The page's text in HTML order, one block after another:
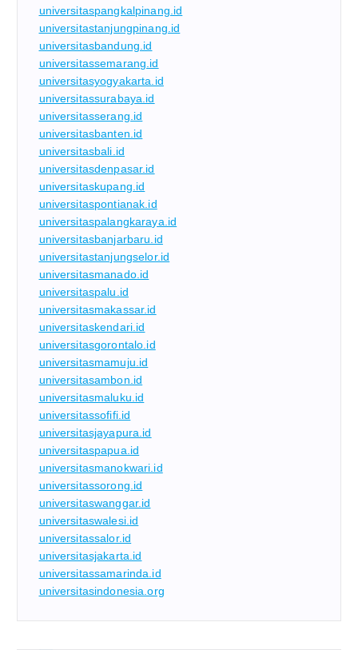
universitaspangkalpinang.id
universitastanjungpinang.id
universitasbandung.id
universitassemarang.id
universitasyogyakarta.id
universitassurabaya.id
universitasserang.id
universitasbanten.id
universitasbali.id
universitasdenpasar.id
universitaskupang.id
universitaspontianak.id
universitaspalangkaraya.id
universitasbanjarbaru.id
universitastanjungselor.id
universitasmanado.id
universitaspalu.id
universitasmakassar.id
universitaskendari.id
universitasgorontalo.id
universitasmamuju.id
universitasambon.id
universitasmaluku.id
universitassofifi.id
universitasjayapura.id
universitaspapua.id
universitasmanokwari.id
universitassorong.id
universitaswanggar.id
universitaswalesi.id
universitassalor.id
universitasjakarta.id
universitassamarinda.id
universitasindonesia.org